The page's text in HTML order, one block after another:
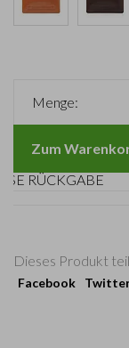
Menge:
Zum
Dieses Produkt
Facebook